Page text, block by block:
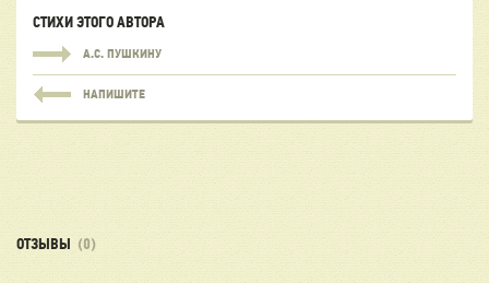
СТИХИ ЭТОГО АВТОРА
А.С. ПУШКИНУ
НАПИШИТЕ
ОТЗЫВЫ (0)